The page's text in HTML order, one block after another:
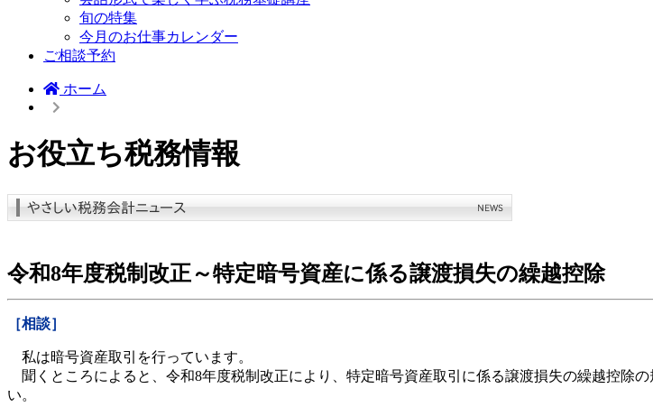
旬の特集
今月のお仕事カレンダー
ご相談予約
ホーム
お役立ち税務情報
令和8年度税制改正～特定暗号資産に係る譲渡損失の繰越控除
［相談］
私は暗号資産取引を行っています。
聞くところによると、令和8年度税制改正により、特定暗号資産取引に係る譲渡損失の繰越控除
い。